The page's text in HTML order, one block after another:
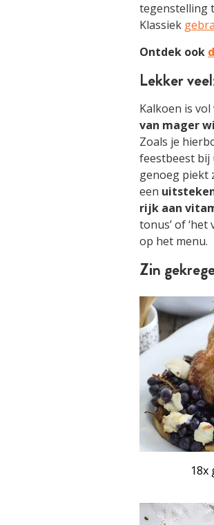
tegenstelling
Klassiek
Ontdek ook
Lekker
Kalkoen is
van mager
Zoals je
feestbeest bij
genoeg piekt
een
rijk aan
tonus’ of ‘het
op het menu.
Zin
18x